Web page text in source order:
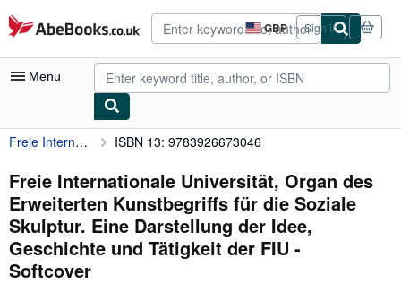
Skip to main content
AbeBooks.co.uk GBP
Site
shopping
preferences
Sign in
Menu
My Account
My Purchases
Advanced Search
Browse Collections
Rare Books
Freie Internationale Universität, Organ des Erweiterten Kunstbegriffs für die Soziale Skulptur. Eine Darstellung der Idee, Geschichte und Tätigkeit der FIU ISBN 13: 9783926673046
Freie Internationale Universität, Organ des
Erweiterten Kunstbegriffs für die Soziale
Skulptur. Eine Darstellung der Idee,
Geschichte und Tätigkeit der FIU -
Softcover